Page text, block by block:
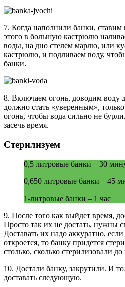
7. Когда наполнили банки, ставим
этого в большую кастрюлю
воды, на дно стелем марлю, или
кастрюлю, и подливаем воду,
банки.
8. Включаем огонь, доводим воду
должно стать «уверенным»,
огонь, чтобы вода сильно не
засечь время.
Стерилизуем
0,5 литровые банки – 30
0,650 литровые банки – 45
1-литровые банки – 1 час
9. После того как выйдет время,
Просто так их не достать, нужны
Доставать их надо аккуратно,
откроется, то банку придется
столько, сколько стерилизовали
10. Достали банку, закрутили. И
доставать следующую.